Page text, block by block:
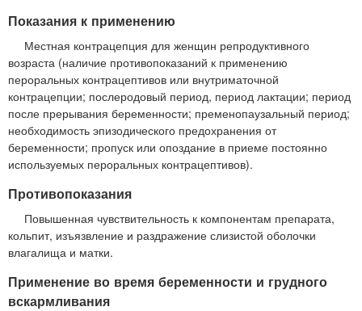
Показания к применению
Местная контрацепция для женщин репродуктивного
возраста (наличие противопоказаний к применению
пероральных контрацептивов или внутриматочной
контрацепции; послеродовый период, период лактации; период
после прерывания беременности; пременопаузальный период;
необходимость эпизодического предохранения от
беременности; пропуск или опоздание в приеме постоянно
используемых пероральных контрацептивов).
Противопоказания
Повышенная чувствительность к компонентам препарата,
кольпит, изъязвление и раздражение слизистой оболочки
влагалища и матки.
Применение во время беременности и грудного
вскармливания